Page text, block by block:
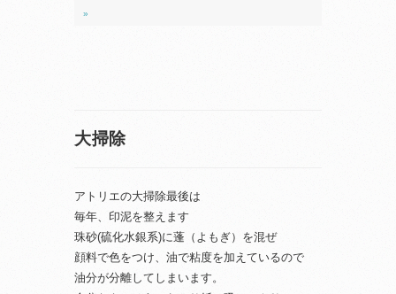
»
大掃除
アトリエの大掃除最後は
毎年、印泥を整えます
珠砂(硫化水銀系)に蓬（よもぎ）を混ぜ
顔料で色をつけ、油で粘度を加えているので
油分が分離してしまいます。